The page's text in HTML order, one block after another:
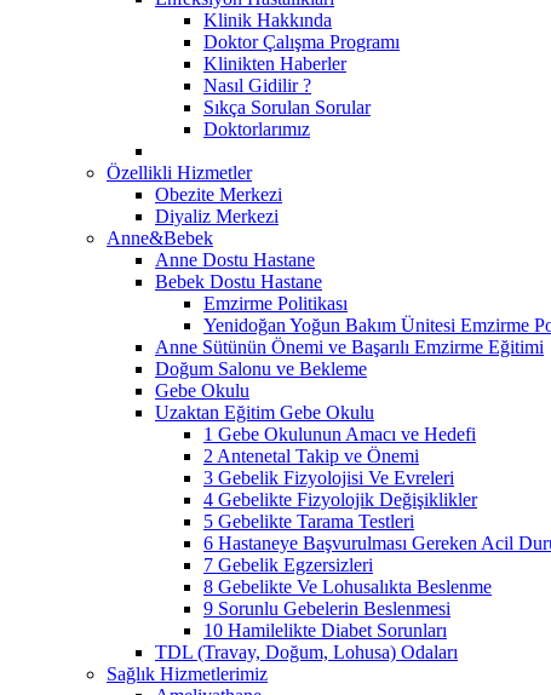
Klinik Hakkında
Doktor Çalışma Programı
Klinikten Haberler
Nasıl Gidilir ?
Sıkça Sorulan Sorular
Doktorlarımız
Özellikli Hizmetler
Obezite Merkezi
Diyaliz Merkezi
Anne&Bebek
Anne Dostu Hastane
Bebek Dostu Hastane
Emzirme Politikası
Yenidoğan Yoğun Bakım Ünitesi Emzirme
Anne Sütünün Önemi ve Başarılı Emzirme Eğitimi
Doğum Salonu ve Bekleme
Gebe Okulu
Uzaktan Eğitim Gebe Okulu
1 Gebe Okulunun Amacı ve Hedefi
2 Antenetal Takip ve Önemi
3 Gebelik Fizyolojisi Ve Evreleri
4 Gebelikte Fizyolojik Değişiklikler
5 Gebelikte Tarama Testleri
6 Hastaneye Başvurulması Gereken Acil
7 Gebelik Egzersizleri
8 Gebelikte Ve Lohusalıkta Beslenme
9 Sorunlu Gebelerin Beslenmesi
10 Hamilelikte Diabet Sorunları
TDL (Travay, Doğum, Lohusa) Odaları
Sağlık Hizmetlerimiz